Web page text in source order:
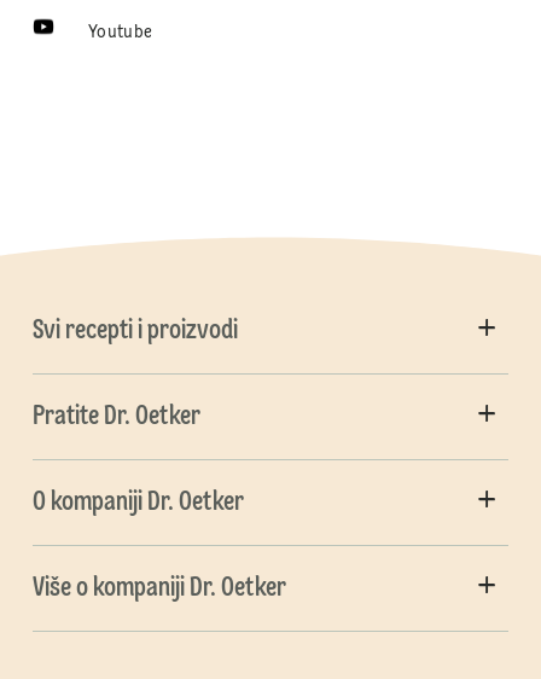
Youtube
Svi recepti i proizvodi
Pratite Dr. Oetker
O kompaniji Dr. Oetker
Više o kompaniji Dr. Oetker